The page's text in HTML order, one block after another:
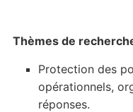
Thèmes de
Protection des
opérationnels,
réponses.